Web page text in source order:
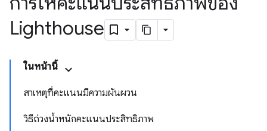
Lighthouse
ในหน้านี้
สาเหตุที่คะแนนมีความผันผวน
วิธีถ่วงน้ำหนักคะแนนประสิทธิภาพ